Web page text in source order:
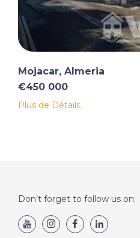
Mojacar, Almeria
€450 000
Plus de Détails
Don’t forget to follow us on: